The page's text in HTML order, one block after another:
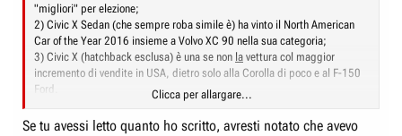
"migliori" per elezione;
2) Civic X Sedan (che sempre roba simile è) ha vinto il North American
Car of the Year 2016 insieme a Volvo XC 90 nella sua categoria;
3) Civic X (hatchback esclusa) è una se non la vettura col maggior
incremento di vendite in USA, dietro solo alla Corolla di poco e al F-150
Ford.
Quindi, probabilmente, ha dal vivo soprattutto ben altro fascino che
giudizi sommari possano riconoscerle, il mio compreso.
Clicca per allargare...
Se tu avessi letto quanto ho scritto, avresti notato che avevo